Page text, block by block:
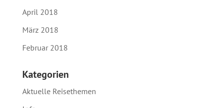
April 2018
März 2018
Februar 2018
Kategorien
Aktuelle Reisethemen